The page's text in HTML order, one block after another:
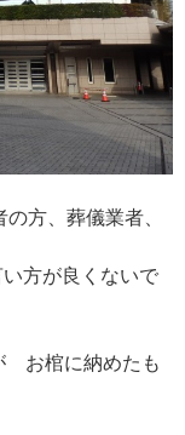
方、葬儀業者、
方が良くないで
お棺に納めたも